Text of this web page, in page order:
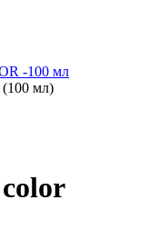
-100 мл
(100 мл)